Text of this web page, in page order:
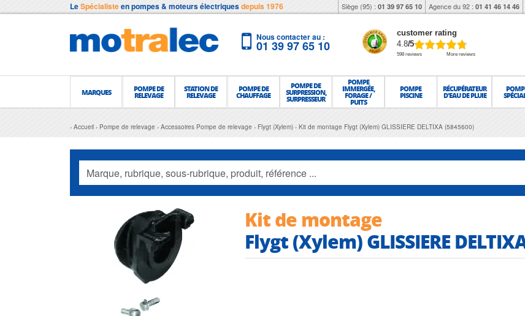
LeSpécialisteen pompes & moteurs électriquesdepuis 1976 Siège (95) : 01 39 97 65 10 Agence du 92 : 01 41 46 14 46
Nous contacter au :
01 39 97 65 10
customer rating
4.8/5
598 reviews More reviews
MARQUES POMPE DE
RELEVAGE
STATION DE
RELEVAGE
POMPE DE
CHAUFFAGE
POMPE DE
SURPRESSION,
SURPRESSEUR
POMPE
IMMERGÉE,
FORAGE /
PUITS
POMPE
PISCINE
RÉCUPÉRATEUR
D'EAU DE PLUIE
Accueil Pompe de relevage Accessoires Pompe de relevage Flygt (Xylem) Kit de montage Flygt (Xylem) GLISSIERE DELTIXA (5845600)
Kit de montage
Flygt (Xylem) GLISSIERE